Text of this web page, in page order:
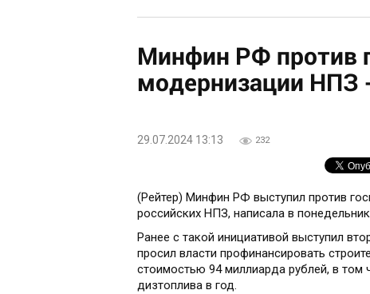
Минфин РФ против
модернизации НПЗ
29.07.2024 13:13 232
(Рейтер) Минфин РФ выступил против
российских НПЗ, написала в
Ранее с такой инициативой выступил
просил власти профинансировать
стоимостью 94 миллиарда рублей, в том
дизтоплива в год.